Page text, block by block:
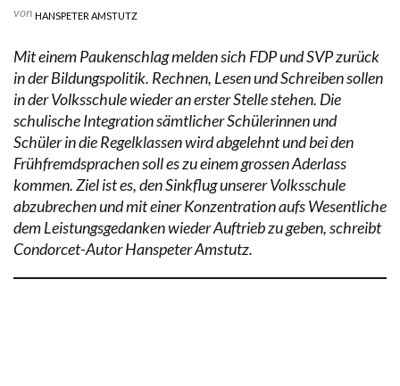
von HANSPETER AMSTUTZ
Mit einem Paukenschlag melden sich FDP und SVP zurück
in der Bildungspolitik. Rechnen, Lesen und Schreiben sollen
in der Volksschule wieder an erster Stelle stehen. Die
schulische Integration sämtlicher Schülerinnen und
Schüler in die Regelklassen wird abgelehnt und bei den
Frühfremdsprachen soll es zu einem grossen Aderlass
kommen. Ziel ist es, den Sinkflug unserer Volksschule
abzubrechen und mit einer Konzentration aufs Wesentliche
dem Leistungsgedanken wieder Auftrieb zu geben, schreibt
Condorcet-Autor Hanspeter Amstutz.